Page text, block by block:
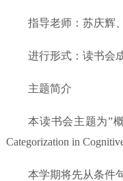
指导老师：苏庆辉
进行形式：读书会
主题简介
本读书会主题为”
Categorization in
本学期将先从条件